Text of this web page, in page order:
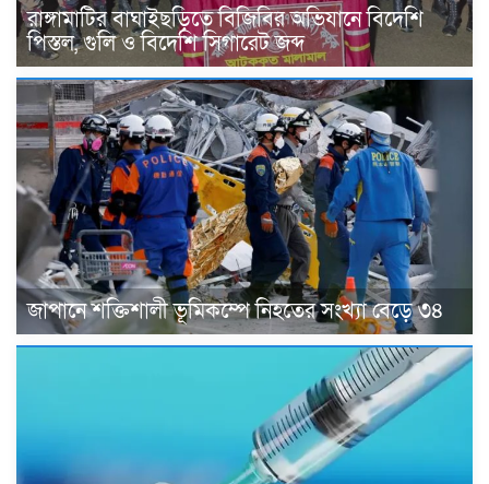
রাঙ্গামাটির বাঘাইছড়িতে বিজিবির অভিযানে বিদেশি
পিস্তল, গুলি ও বিদেশি সিগারেট জব্দ
জাপানে শক্তিশালী ভূমিকম্পে নিহতের সংখ্যা বেড়ে ৩৪